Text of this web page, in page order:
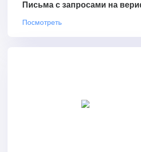
Письма с запросами на
Посмотреть